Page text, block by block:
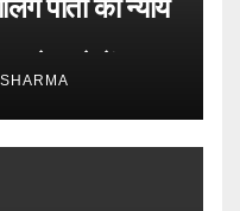
पोती को न्याय
थाने में
को
अपील खारिज